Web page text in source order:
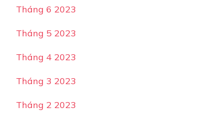
Tháng 6 2023
Tháng 5 2023
Tháng 4 2023
Tháng 3 2023
Tháng 2 2023